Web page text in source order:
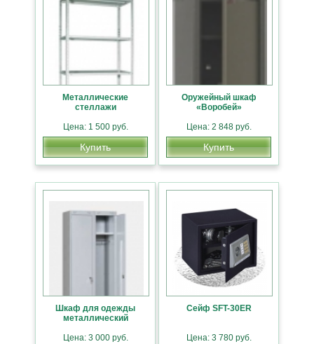
Металлические
стеллажи
Цена: 1 500 руб.
Купить
Оружейный шкаф
«Воробей»
Цена: 2 848 руб.
Купить
Шкаф для одежды
металлический
Цена: 3 000 руб.
Сейф SFT-30ER
Цена: 3 780 руб.